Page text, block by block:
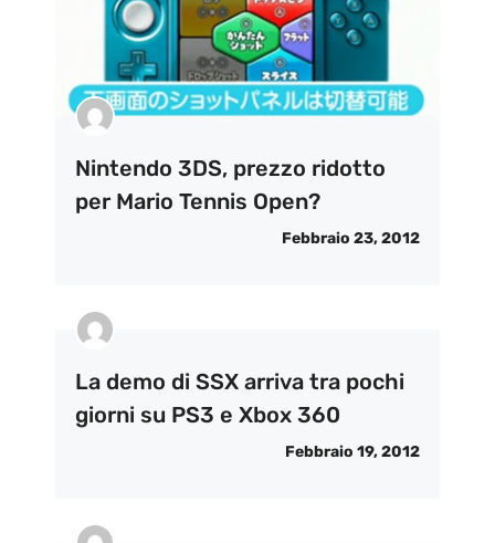
Nintendo 3DS, prezzo ridotto
per Mario Tennis Open?
Febbraio 23, 2012
La demo di SSX arriva tra pochi
giorni su PS3 e Xbox 360
Febbraio 19, 2012